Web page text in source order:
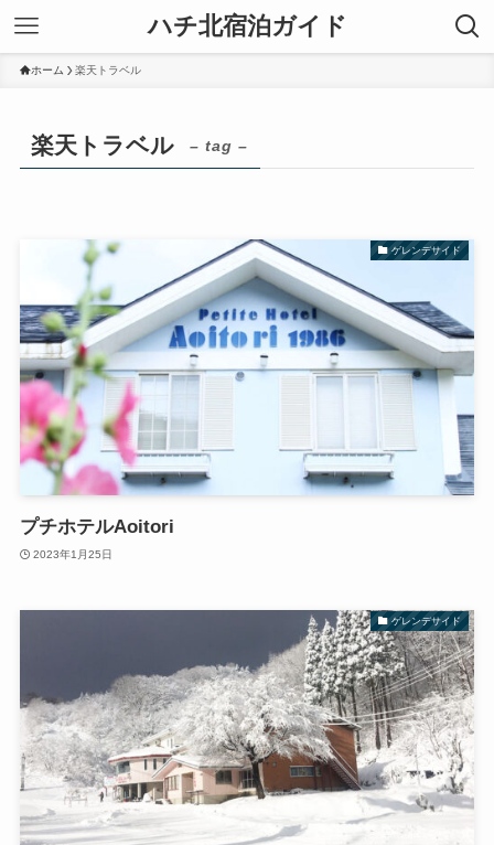
ハチ北宿泊ガイド
ホーム 楽天トラベル
楽天トラベル – tag –
ゲレンデサイド
プチホテルAoitori
2023年1月25日
ゲレンデサイド